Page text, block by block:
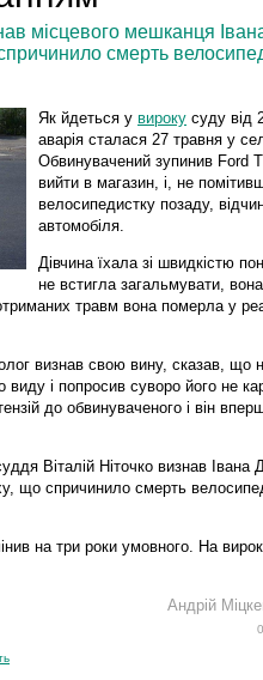
місцевого мешканця
смерть
Як йдеться у вироку суду від
аварія сталася 27 травня у
Обвинувачений зупинив Ford
вийти в магазин, і, не
велосипедистку позаду,
автомобіля.
Дівчина їхала зі швидкістю
не встигла загальмувати,
травм вона померла у
визнав свою вину, сказав, що
виду і попросив суворо його не
до обвинуваченого і він
Віталій Ніточко визнав Івана
що спричинило смерть
на три роки умовного. На
Андрій